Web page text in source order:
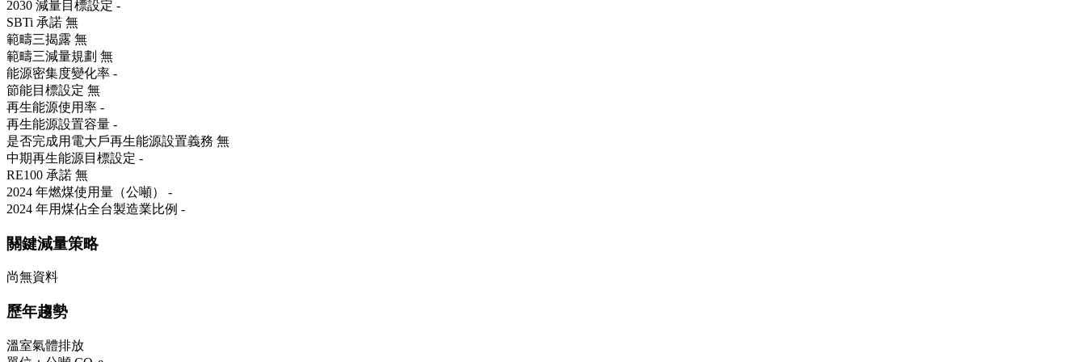
2030 減量目標設定 -
SBTi 承諾 無
範疇三揭露 無
範疇三減量規劃 無
能源密集度變化率 -
節能目標設定 無
再生能源使用率 -
再生能源設置容量 -
是否完成用電大戶再生能源設置義務 無
中期再生能源目標設定 -
RE100 承諾 無
2024 年燃煤使用量（公噸） -
2024 年用煤佔全台製造業比例 -
關鍵減量策略
尚無資料
歷年趨勢
溫室氣體排放